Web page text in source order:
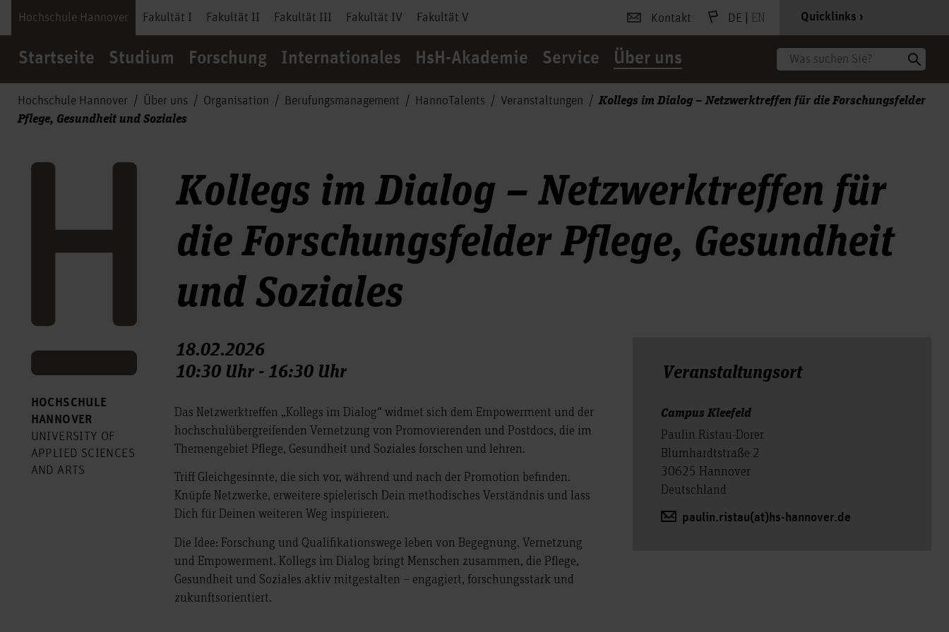
Hochschule Hannover Fakultät I Fakultät II Fakultät III Fakultät IV Fakultät V Kontakt DE | EN Quicklinks
Startseite Studium Forschung Internationales HsH-Akademie Service Über uns Suche
Hochschule Hannover Über uns Organisation Berufungsmanagement HannoTalents Veranstaltungen
Kollegs im Dialog – Netzwerktreffen für die Forschungsfelder
Pflege, Gesundheit und Soziales
HOCHSCHULE
HANNOVER
UNIVERSITY OF
APPLIED SCIENCES
AND ARTS
Kollegs im Dialog – Netzwerktreffen für
die Forschungsfelder Pflege, Gesundheit
und Soziales
18.02.2026
10:30 Uhr - 16:30 Uhr
Das Netzwerktreffen „Kollegs im Dialog“ widmet sich dem Empowerment und der
hochschulübergreifenden Vernetzung von Promovierenden und Postdocs, die im
Themengebiet Pflege, Gesundheit und Soziales forschen und lehren.
Triff Gleichgesinnte, die sich vor, während und nach der Promotion befinden.
Knüpfe Netzwerke, erweitere spielerisch Dein methodisches Verständnis und lass
Dich für Deinen weiteren Weg inspirieren.
Die Idee: Forschung und Qualifikationswege leben von Begegnung, Vernetzung
und Empowerment. Kollegs im Dialog bringt Menschen zusammen, die Pflege,
Gesundheit und Soziales aktiv mitgestalten – engagiert, forschungsstark und
zukunftsorientiert.
Veranstal­tungs­ort
Campus Kleefeld
Paulin Ristau-Dorer
Blumhardtstraße 2
30625 Hannover
Deutschland
paulin.ristau(at)hs-hannover.de